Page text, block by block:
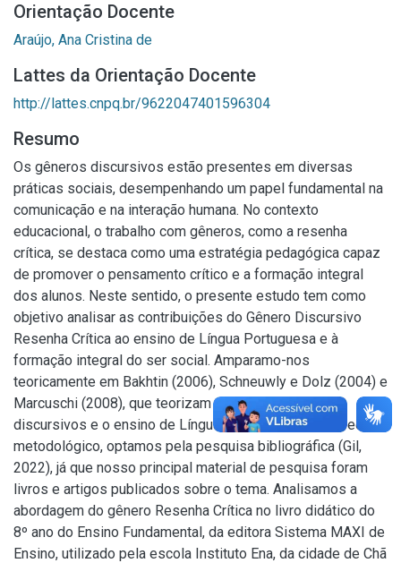
Orientação Docente
Araújo, Ana Cristina de
Lattes da Orientação Docente
http://lattes.cnpq.br/9622047401596304
Resumo
Os gêneros discursivos estão presentes em diversas
práticas sociais, desempenhando um papel fundamental na
comunicação e na interação humana. No contexto
educacional, o trabalho com gêneros, como a resenha
crítica, se destaca como uma estratégia pedagógica capaz
de promover o pensamento crítico e a formação integral
dos alunos. Neste sentido, o presente estudo tem como
objetivo analisar as contribuições do Gênero Discursivo
Resenha Crítica ao ensino de Língua Portuguesa e à
formação integral do ser social. Amparamo-nos
teoricamente em Bakhtin (2006), Schneuwly e Dolz (2004) e
Marcuschi (2008), que teorizam sobre os gêneros
discursivos e o ensino de Língua Portuguesa. No aspecto
metodológico, optamos pela pesquisa bibliográfica (Gil,
2022), já que nosso principal material de pesquisa foram
livros e artigos publicados sobre o tema. Analisamos a
abordagem do gênero Resenha Crítica no livro didático do
8º ano do Ensino Fundamental, da editora Sistema MAXI de
Ensino, utilizado pela escola Instituto Ena, da cidade de Chã